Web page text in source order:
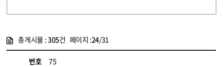
총게시물 :305건 페이지 :24/31
번호
75